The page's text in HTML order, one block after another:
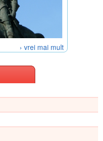
› vrei mai mult